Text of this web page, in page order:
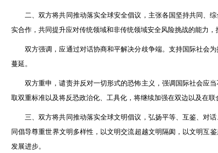
二、双方将共同推动落实全球安全倡议，主张各国坚持共同、
实合作，共同提升应对传统领域和非传统领域安全风险挑战的能力
双方强调，应通过对话协商和平解决分歧争端。支持国际社会
蔓延。
双方重申，谴责并反对一切形式的恐怖主义，强调国际社会应
取双重标准以及将反恐政治化、工具化，将继续加强在双边以及在
三、双方将共同推动落实全球文明倡议，弘扬平等、互鉴、对
同倡导尊重世界文明多样性，以文明交流超越文明隔阂，以文明互
发展进步。